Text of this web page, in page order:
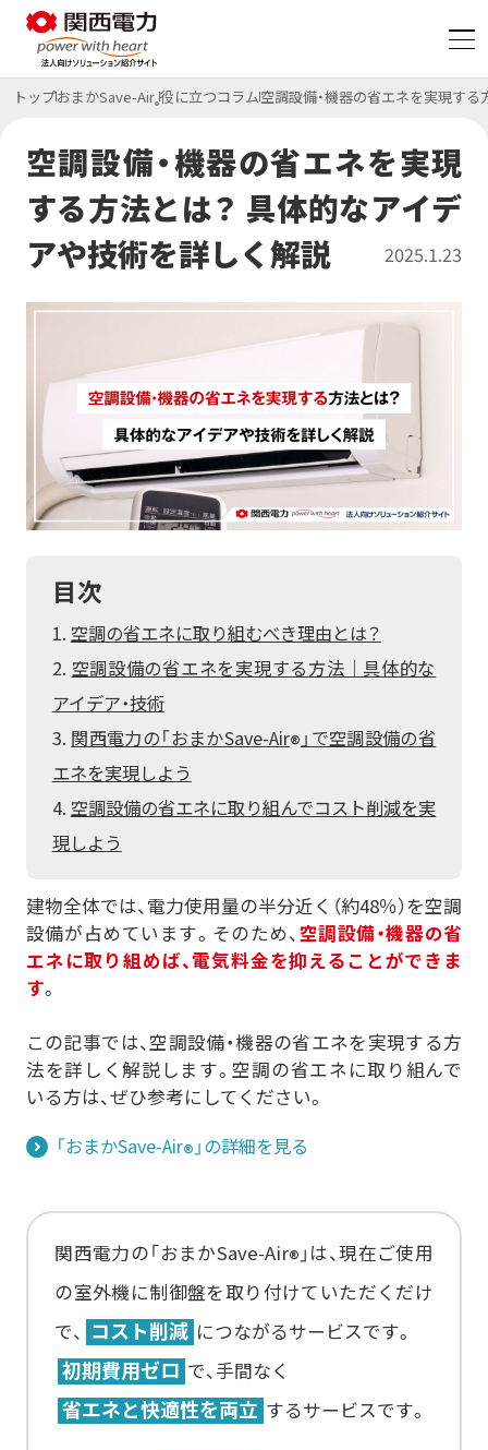
特集ページ
初期費用ゼロ・メンテもおまかせ
太陽光発電オンサイトサービス
CO₂フリー電気料金メニュー
再エネECOプラン
太陽光とセットで更なるコスト削減・脱炭素
車両・充電器もまるっとおまかせ
オフサイトPPA
その他のサービスを見る
ご採用事例
太陽光発電・おまかSave-Air®
トッパン・フォームズ
関西株式会社
コスト削減
特集ページ
サービス
空調の自動制御で省エネ
おまかSave-Air®
デマンド・レスポンスサービス
K-DXソリューション
省エネ行動の習慣化から
設備の一元管理まで
エネルーク
自家発電で電気料金を削減
太陽光発電オンサイトサービス
エナッジ
コーナン商事株式会社
株式会社エイチ・ツー・オー
商業開発
その他の採用事例を見る
BCP・防災
特集ページ
サービス
BCP・防災商材をコーディネート
かんでん総合防災サービス
いつでも誰でも使える蓄電池
非常用小型蓄電池販売
従業員の安否確認から集計まで自動化
安否確認システム
非常用発電機のテスト・メンテナンス
非常用発電機負荷試験サービス
非常時に備え、燃料保管＆配送
緊急時燃料配送
その他のサービスを見る
ご採用事例
株式会社 ニチレイ
ロジグループ本社
安否確認システム
地方独立行政法人
市立吹田市民病院
サービス一覧
課題から探す
コスト削減
業種から探す
製造業
小売・卸業
自治体・学校
物流・運輸業
その他
製造業ソリューション特設サイト
事例・コラム等
ご採用事例
関西電力の特徴
企業情報
電気・ガスについて
ご契約者さま
会員サイト
かんでんBiZ
トップおまかSave-Air®役に立つコラム空調設備・機器の省エネを実現す
空調設備・機器の省エネを実現
する方法とは？ 具体的なアイデ
アや技術を詳しく解説
2025.1.23
目次
空調の省エネに取り組むべき理由とは？
空調設備の省エネを実現する方法｜具体的な
アイデア・技術
関西電力の「おまかSave-Air®」で空調設備の省
エネを実現しよう
空調設備の省エネに取り組んでコスト削減を実
現しよう
建物全体では、電力使用量の半分近く（約48％）を空調
設備が占めています。そのため、空調設備・機器の省
エネに取り組めば、電気料金を抑えることができま
す。
この記事では、空調設備・機器の省エネを実現する方
法を詳しく解説します。空調の省エネに取り組んで
いる方は、ぜひ参考にしてください。
「おまかSave-Air®」の詳細を見る
関西電力の「おまかSave-Air® 」は、現在ご使用
の室外機に制御盤を取り付けていただくだけ
で、 コスト削減 につながるサービスです。
初期費用ゼロ で、手間なく
省エネと快適性を両立 するサービスです。